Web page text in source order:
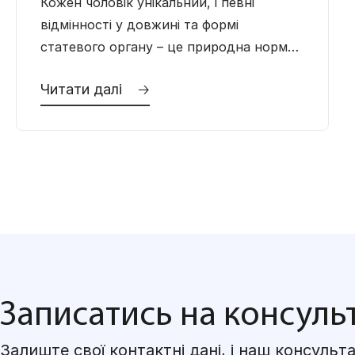
відмінності у довжині та формі
статевого органу – це природна норма.
зовсім не
Читати далі 🡢
Записатись на
Залиште свої контактні дані, і наш